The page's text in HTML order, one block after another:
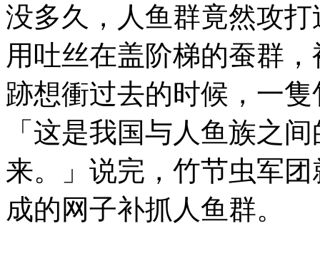
没多久，人鱼群竟然攻
用吐丝在盖阶梯的蚕群
跡想衝过去的时候，一
「这是我国与人鱼族之
来。」说完，竹节虫军
成的网子补抓人鱼群。